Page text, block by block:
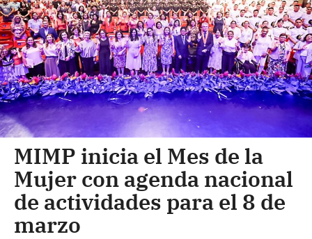
MIMP inicia el Mes de la
Mujer con agenda nacional
de actividades para el 8 de
marzo